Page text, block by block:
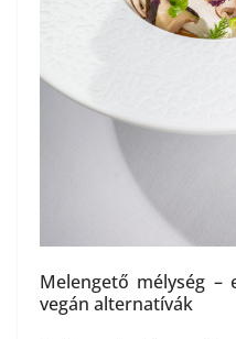
Melengető mélység –
vegán alternatívák